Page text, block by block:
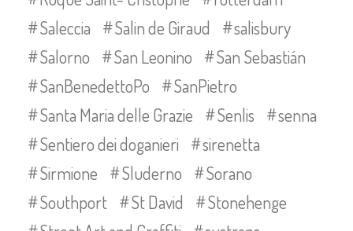
Saleccia
Salin de Giraud
salisbury
Salorno
San Leonino
San Sebastián
SanBenedettoPo
SanPietro
Santa Maria delle Grazie
Senlis
senna
Sentiero dei doganieri
sirenetta
Sirmione
Sluderno
Sorano
Southport
St David
Stonehenge